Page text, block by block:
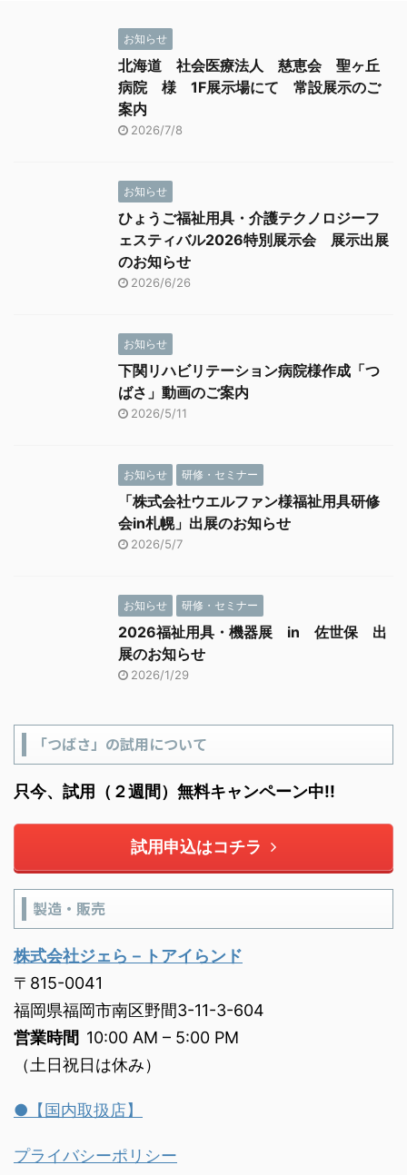
お知らせ
北海道 社会医療法人 慈恵会 聖ヶ丘
病院 様 1F展示場にて 常設展示のご
案内
2026/7/8
お知らせ
ひょうご福祉用具・介護テクノロジーフ
ェスティバル2026特別展示会 展示出展
のお知らせ
2026/6/26
お知らせ
下関リハビリテーション病院様作成「つ
ばさ」動画のご案内
2026/5/11
お知らせ 研修・セミナー
「株式会社ウエルファン様福祉用具研修
会in札幌」出展のお知らせ
2026/5/7
お知らせ 研修・セミナー
2026福祉用具・機器展 in 佐世保 出
展のお知らせ
2026/1/29
「つばさ」の試用について
只今、試用（２週間）無料キャンペーン中!!
試用申込はコチラ
製造・販売
株式会社ジェら－トアイらンド
〒815-0041
福岡県福岡市南区野間3-11-3-604
営業時間 10:00 AM – 5:00 PM
（土日祝日は休み）
●【国内取扱店】
プライバシーポリシー